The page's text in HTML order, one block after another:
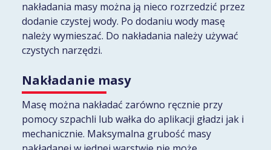
nakładania masy można ją nieco rozrzedzić przez
dodanie czystej wody. Po dodaniu wody masę
należy wymieszać. Do nakładania należy używać
czystych narzędzi.
Nakładanie masy
Masę można nakładać zarówno ręcznie przy
pomocy szpachli lub wałka do aplikacji gładzi jak i
mechanicznie. Maksymalna grubość masy